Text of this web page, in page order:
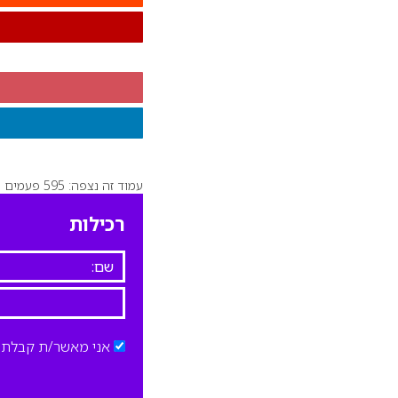
עמוד זה נצפה: 595 פעמים
רכילות
אני מאשר/ת קבלת